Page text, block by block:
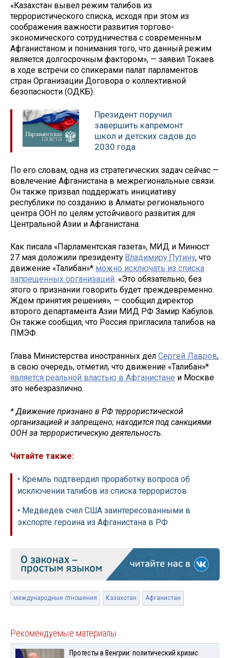
«Казахстан вывел режим талибов из
террористического списка, исходя при этом из
соображения важности развития торгово-
экономического сотрудничества с современным
Афганистаном и понимания того, что данный режим
является долгосрочным фактором», — заявил Токаев
в ходе встречи со спикерами палат парламентов
стран Организации Договора о коллективной
безопасности (ОДКБ).
Президент поручил
завершить капремонт
школ и детских садов до
2030 года
По его словам, одна из стратегических задач сейчас —
вовлечение Афганистана в межрегиональные связи.
Он также призвал поддержать инициативу
республики по созданию в Алматы регионального
центра ООН по целям устойчивого развития для
Центральной Азии и Афганистана.
Как писала «Парламентская газета», МИД и Минюст
27 мая доложили президенту Владимиру Путину, что
движение «Талибан»* можно исключать из списка
запрещенных организаций. «Это обязательно, без
этого о признании говорить будет преждевременно.
Ждем принятия решения», — сообщил директор
второго департамента Азии МИД РФ Замир Кабулов.
Он также сообщил, что Россия пригласила талибов на
ПМЭФ.
Глава Министерства иностранных дел Сергей Лавров,
в свою очередь, отметил, что движение «Талибан»*
является реальной властью в Афганистане и Москве
это небезразлично.
* Движение признано в РФ террористической
организацией и запрещено; находится под санкциями
ООН за террористическую деятельность.
Читайте также:
• Кремль подтвердил проработку вопроса об
исключении талибов из списка террористов
• Медведев счел США заинтересованными в
экспорте героина из Афганистана в РФ
международные отношения Казахстан Афганистан
Рекомендуемые материалы
Протесты в Венгрии: политический кризис